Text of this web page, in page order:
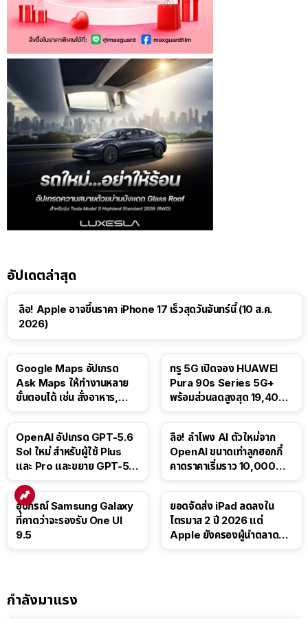
อัปเดตล่าสุด
ลือ! Apple อาจขึ้นราคา iPhone 17 เร็วสุดวันจันทร์นี้ (10 ส.ค.
2026)
Google Maps อัปเกรด
Ask Maps ให้ทำงานหลาย
ขั้นตอนได้ เช่น สั่งอาหาร,
ทรู 5G เปิดจอง HUAWEI
Pura 90s Series 5G+
พร้อมส่วนลดสูงสุด 19,400
OpenAI อัปเกรด GPT-5.6
Sol ใหม่ สำหรับผู้ใช้ Plus
และ Pro และขยาย GPT-5.6
ลือ! ลำโพง AI ตัวใหม่จาก
OpenAI ขนาดเท่าลูกฮอกกี้
คาดราคาเริ่มราว 10,000
อุปกรณ์ Samsung Galaxy
ที่คาดว่าจะรองรับ One UI
9.5
ยอดจัดส่ง iPad ลดลงใน
ไตรมาส 2 ปี 2026 แต่
Apple ยังครองผู้นำตลาด
กำลังมาแรง